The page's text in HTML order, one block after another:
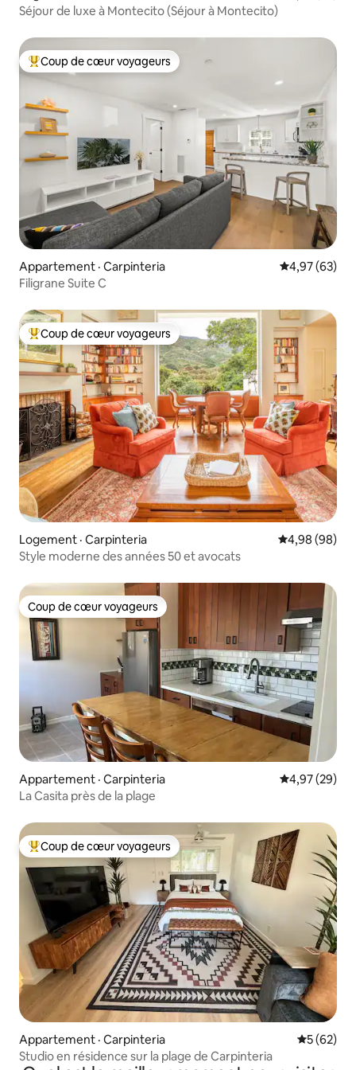
Séjour de luxe à Montecito (Séjour à Montecito)
Coup de cœur voyageurs parmi les plus aimés
Coup de cœur voyageurs
Appartement · Carpinteria Note
4,97 (63)
Filigrane Suite C
Coup de cœur voyageurs parmi les plus aimés
Coup de cœur voyageurs
Logement · Carpinteria Note
4,98 (98)
Style moderne des années 50 et avocats
Coup de cœur voyageurs
Coup de cœur voyageurs
Appartement · Carpinteria Note
4,97 (29)
La Casita près de la plage
Coup de cœur voyageurs parmi les plus aimés
Coup de cœur voyageurs
Appartement · Carpinteria Note
5 (62)
Studio en résidence sur la plage de Carpinteria